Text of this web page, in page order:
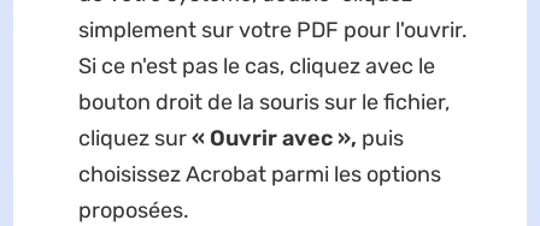
simplement sur votre PDF pour l'ouvrir.
Si ce n'est pas le cas, cliquez avec le
bouton droit de la souris sur le fichier,
cliquez sur« Ouvrir avec », puis
choisissez Acrobat parmi les options
proposées.